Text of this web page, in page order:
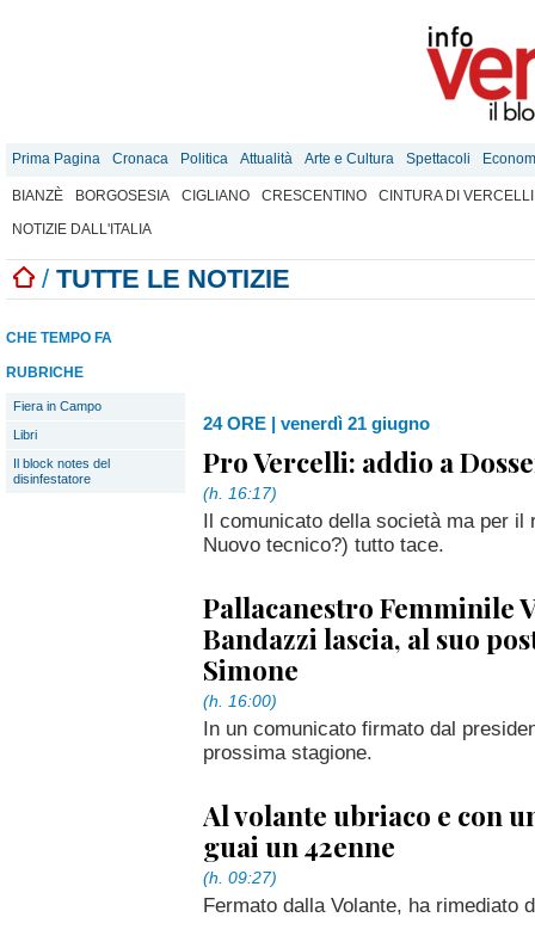
Prima Pagina Cronaca Politica Attualità Arte e Cultura Spettacoli
BIANZÈ BORGOSESIA CIGLIANO CRESCENTINO
CINTURA DI VERCELLI
NOTIZIE DALL'ITALIA
/ TUTTE LE NOTIZIE
CHE TEMPO FA
RUBRICHE
Fiera in Campo
Libri
Il block notes del
disinfestatore
24 ORE | venerdì 21 giugno
Pro Vercelli: addio a
(h. 16:17)
Il comunicato della società ma per il
Nuovo tecnico?) tutto tace.
Pallacanestro Femminile
Bandazzi lascia, al suo
Simone
(h. 16:00)
In un comunicato firmato dal
prossima stagione.
Al volante ubriaco e con
guai un 42enne
(h. 09:27)
Fermato dalla Volante, ha rimediato